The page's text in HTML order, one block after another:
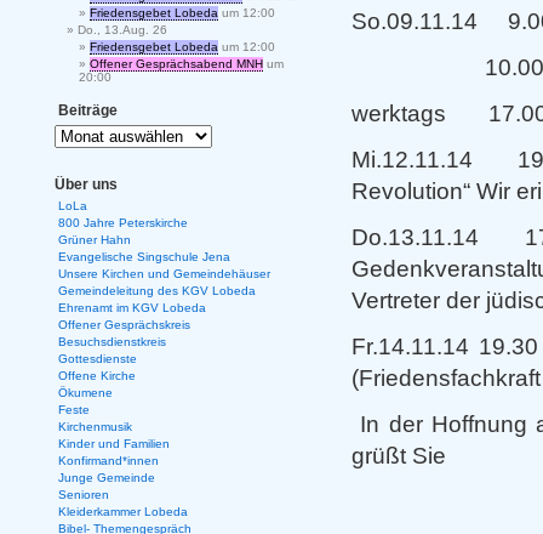
So.09.11.14
10.00 Uhr
werktags 17.00
Mi.12.11.14
Revolution“ Wir
Do.13.11.14
Vertreter der
Fr.14.11.14
In der Hoffnung
grüßt Sie
Friedensgebet Lobeda um 12:00
Do., 13.Aug. 26
Friedensgebet Lobeda um 12:00
Offener Gesprächsabend MNH um
20:00
Beiträge
Über uns
LoLa
800 Jahre Peterskirche
Grüner Hahn
Evangelische Singschule Jena
Unsere Kirchen und Gemeindehäuser
Gemeindeleitung des KGV Lobeda
Ehrenamt im KGV Lobeda
Offener Gesprächskreis
Besuchsdienstkreis
Gottesdienste
Offene Kirche
Ökumene
Feste
Kirchenmusik
Kinder und Familien
Konfirmand*innen
Junge Gemeinde
Senioren
Kleiderkammer Lobeda
Bibel- Themengespräch